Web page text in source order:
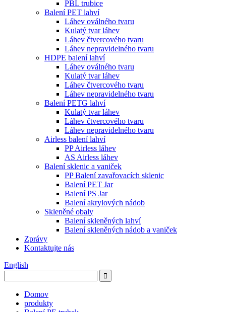
PBL trubice
Balení PET lahví
Láhev oválného tvaru
Kulatý tvar láhev
Láhev čtvercového tvaru
Láhev nepravidelného tvaru
HDPE balení lahví
Láhev oválného tvaru
Kulatý tvar láhev
Láhev čtvercového tvaru
Láhev nepravidelného tvaru
Balení PETG lahví
Kulatý tvar láhev
Láhev čtvercového tvaru
Láhev nepravidelného tvaru
Airless balení lahví
PP Airless láhev
AS Airless láhev
Balení sklenic a vaniček
PP Balení zavařovacích sklenic
Balení PET Jar
Balení PS Jar
Balení akrylových nádob
Skleněné obaly
Balení skleněných lahví
Balení skleněných nádob a vaniček
Zprávy
Kontaktujte nás
English
Domov
produkty